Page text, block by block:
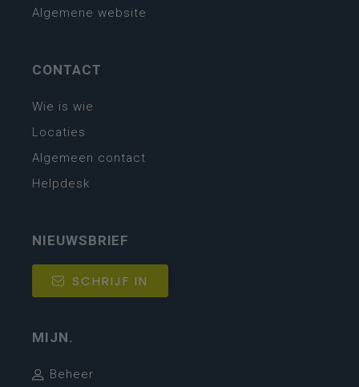
Algemene website
CONTACT
Wie is wie
Locaties
Algemeen contact
Helpdesk
NIEUWSBRIEF
SCHRIJF IN
MIJN.
Beheer